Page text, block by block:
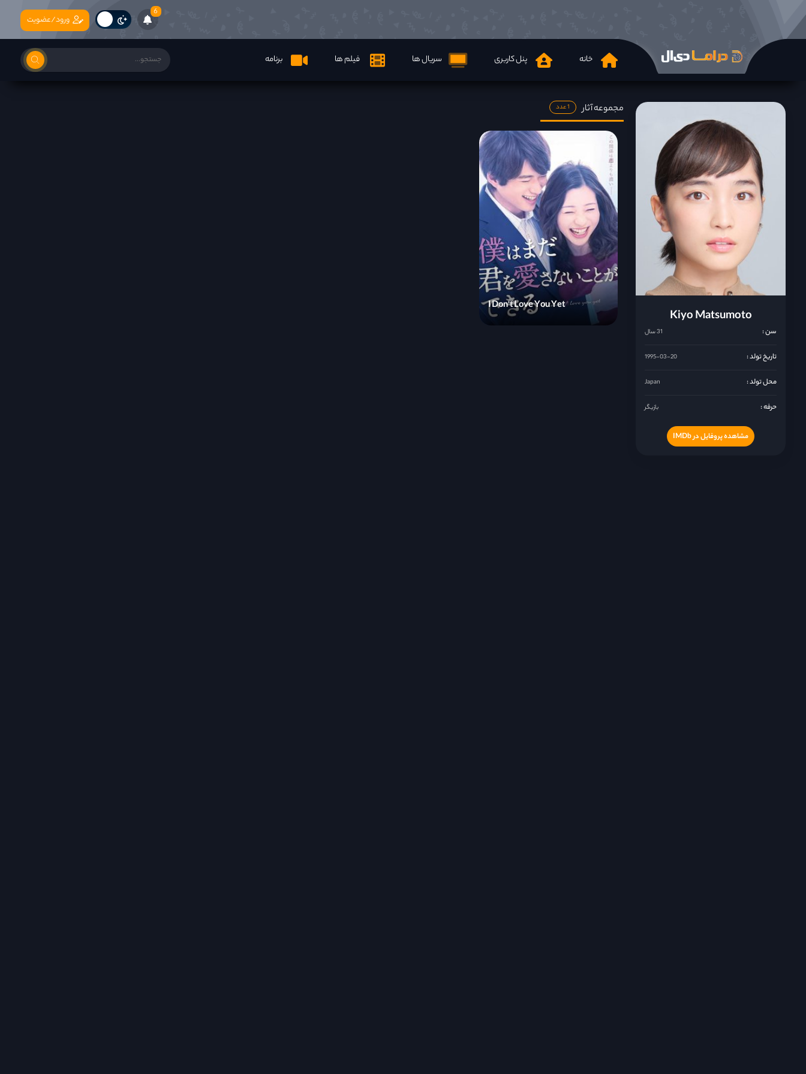
6
خانه پنل کاربری سریال ها فیلم ها برنامه
ورود/عضویت
Kiyo Matsumoto
سن : 31 سال
تاریخ تولد : 1995-03-20
محل تولد : Japan
حرفه : بازیگر
مشاهده پروفایل در IMDb
مجموعه آثار 1 عدد
I Don't Love You Yet